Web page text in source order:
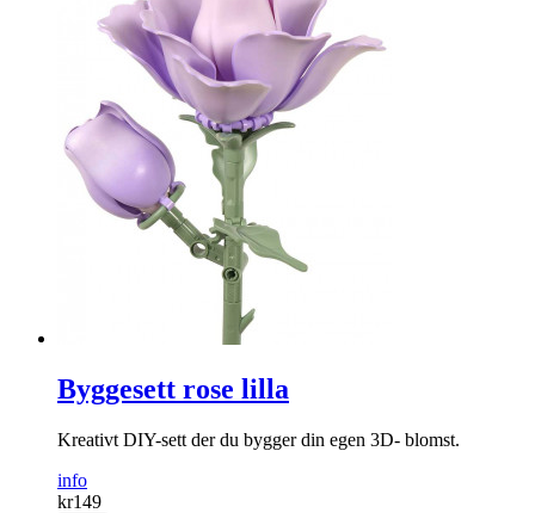
Byggesett rose lilla
Kreativt DIY-sett der du bygger din egen 3D- blomst.
info
kr149